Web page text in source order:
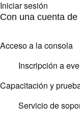
Iniciar sesión
Con una cuenta
Acceso a la consola
Inscripción a
Capacitación y
Servicio de